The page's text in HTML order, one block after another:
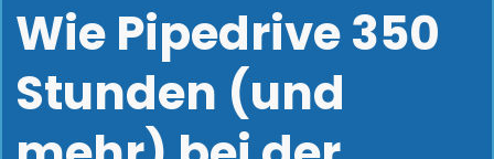
Wie Pipedrive 350
Stunden (und